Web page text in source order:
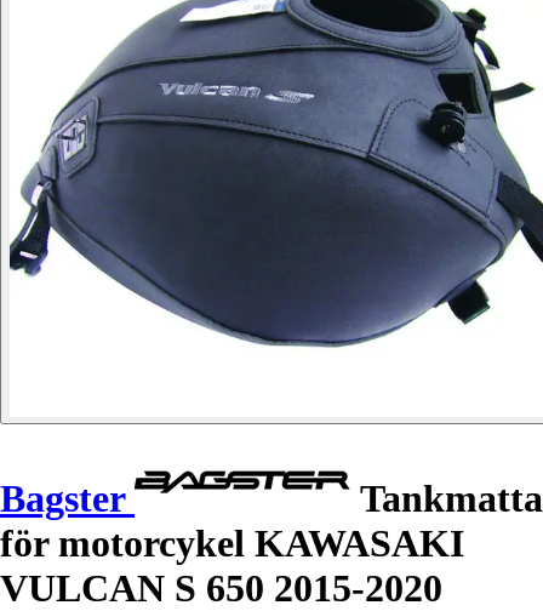
Bagster
Tankmatta
för motorcykel KAWASAKI
VULCAN S 650 2015-2020